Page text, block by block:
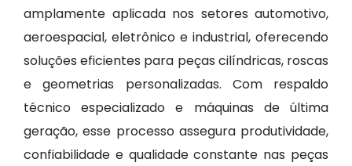
amplamente aplicada nos setores automotivo,
aeroespacial, eletrônico e industrial, oferecendo
soluções eficientes para peças cilíndricas, roscas
e geometrias personalizadas. Com respaldo
técnico especializado e máquinas de última
geração, esse processo assegura produtividade,
confiabilidade e qualidade constante nas peças